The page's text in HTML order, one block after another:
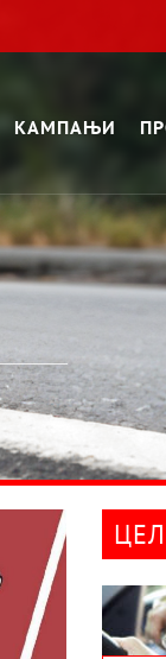
КАМПАЊИ